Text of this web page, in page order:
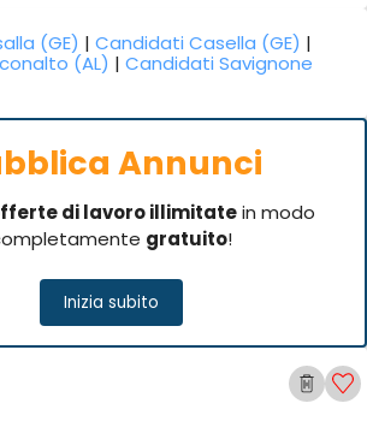
(GE) |Candidati Casella (GE) |
(AL) |Candidati Savignone
Annunci
di lavoro illimitatein modo
gratuito!
Inizia subito